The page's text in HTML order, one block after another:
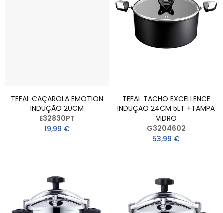
TEFAL CAÇAROLA EMOTION
INDUÇÃO 20CM
E32830PT
19,99 €
TEFAL TACHO EXCELLENCE
INDUÇAO 24CM 5LT +TAMPA
VIDRO
G3204602
53,99 €